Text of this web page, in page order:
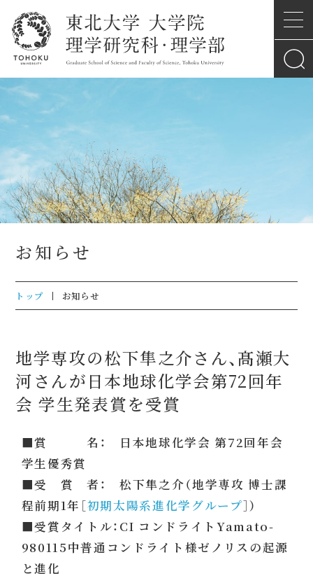
お知らせ
トップ お知らせ
地学専攻の松下隼之介さん、髙瀬大
河さんが日本地球化学会第72回年
会 学生発表賞を受賞
■賞 名： 日本地球化学会 第72回年会
学生優秀賞
■受 賞 者： 松下隼之介（地学専攻 博士課
程前期1年［初期太陽系進化学グループ］）
■受賞タイトル：CI コンドライトYamato-
980115中普通コンドライト様ゼノリスの起源
と進化